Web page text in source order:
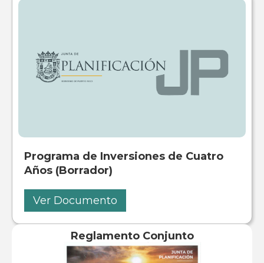
Programa de Inversiones de Cuatro
Años (Borrador)
Ver Documento
Reglamento Conjunto